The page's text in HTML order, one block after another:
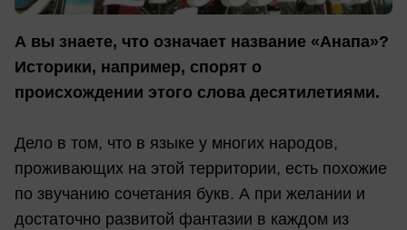
А вы знаете, что означает название «Анапа»?
Историки, например, спорят о
происхождении этого слова десятилетиями.
Дело в том, что в языке у многих народов,
проживающих на этой территории, есть похожие
по звучанию сочетания букв. А при желании и
достаточно развитой фантазии в каждом из